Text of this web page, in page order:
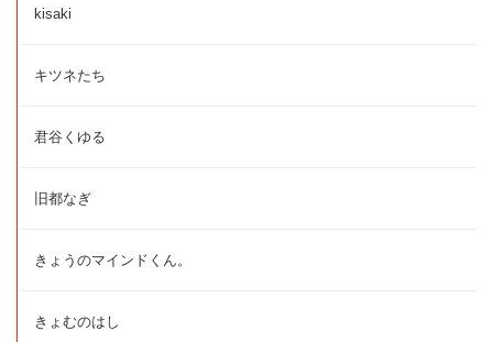
kisaki
キツネたち
君谷くゆる
旧都なぎ
きょうのマインドくん。
きょむのはし